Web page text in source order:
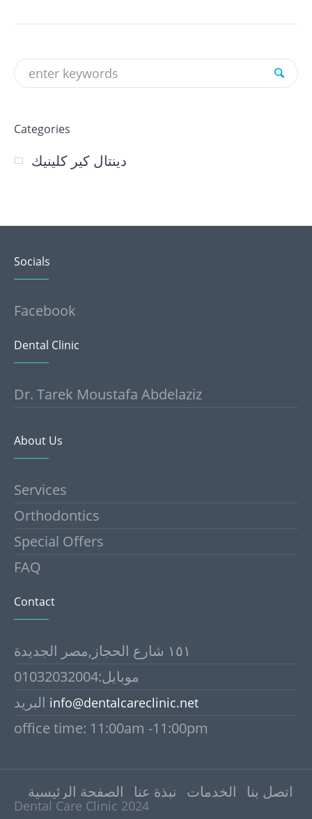
Categories
دينتال كير كلينيك
Socials
Facebook
Dental Clinic
Dr. Tarek Moustafa Abdelaziz
About Us
Services
Orthodontics
Special Offers
FAQ
Contact
١٥١ شارع الحجاز,مصر الجديدة
موبايل:01032032004
info@dentalcareclinic.net
office time: 11:00am -11:00pm
الصفحة الرئيسية نبذة عنا الخدمات اتصل بنا
Dental Care Clinic 2024